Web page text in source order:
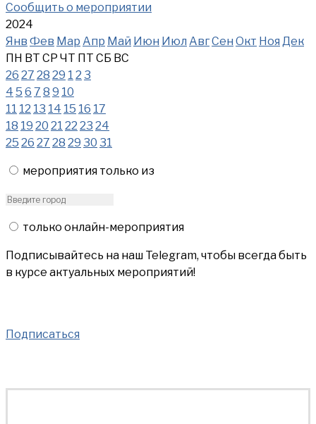
Сообщить о мероприятии
2024
Янв Фев Мар Апр Май Июн Июл АвгСен Окт Ноя Дек
ПН ВТ СР ЧТ ПТ СБ ВС
26 27 28 29 1 2 3
4 5 6 7 8 9 10
11 12 13 14 15 16 17
18 19 20 21 22 23 24
25 26 27 28 29 30 31
мероприятия только из
только онлайн-мероприятия
Подписывайтесь на наш Telegram, чтобы всегда быть
в курсе актуальных мероприятий!
Подписаться